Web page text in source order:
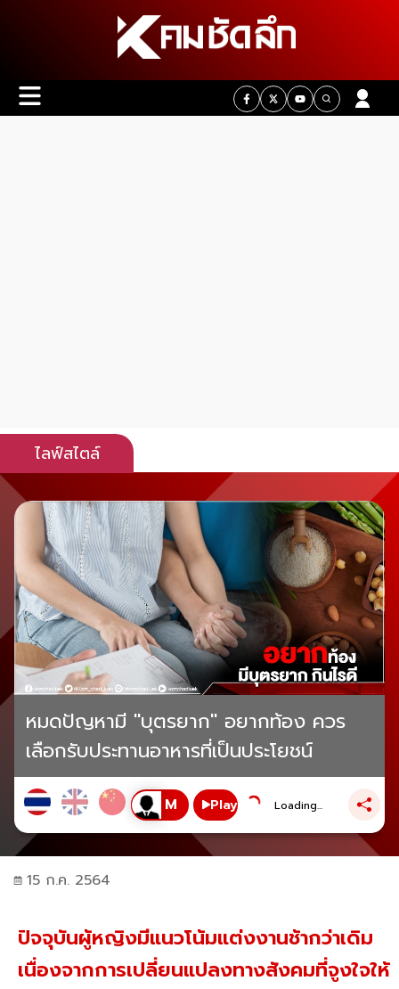
ไลฟ์สไตล์
หมดปัญหามี "บุตรยาก" อยากท้อง ควร
เลือกรับประทานอาหารที่เป็นประโยชน์
Play Loading...
15 ก.ค. 2564
ปัจจุบันผู้หญิงมีแนวโน้มแต่งงานช้ากว่าเดิม
เนื่องจากการเปลี่ยนแปลงทางสังคมที่จูงใจให้